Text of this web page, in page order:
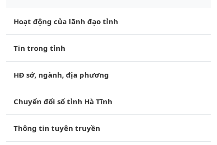
Hoạt động của lãnh đạo tỉnh
Tin trong tỉnh
HĐ sở, ngành, địa phương
Chuyển đổi số tỉnh Hà Tĩnh
Thông tin tuyên truyền